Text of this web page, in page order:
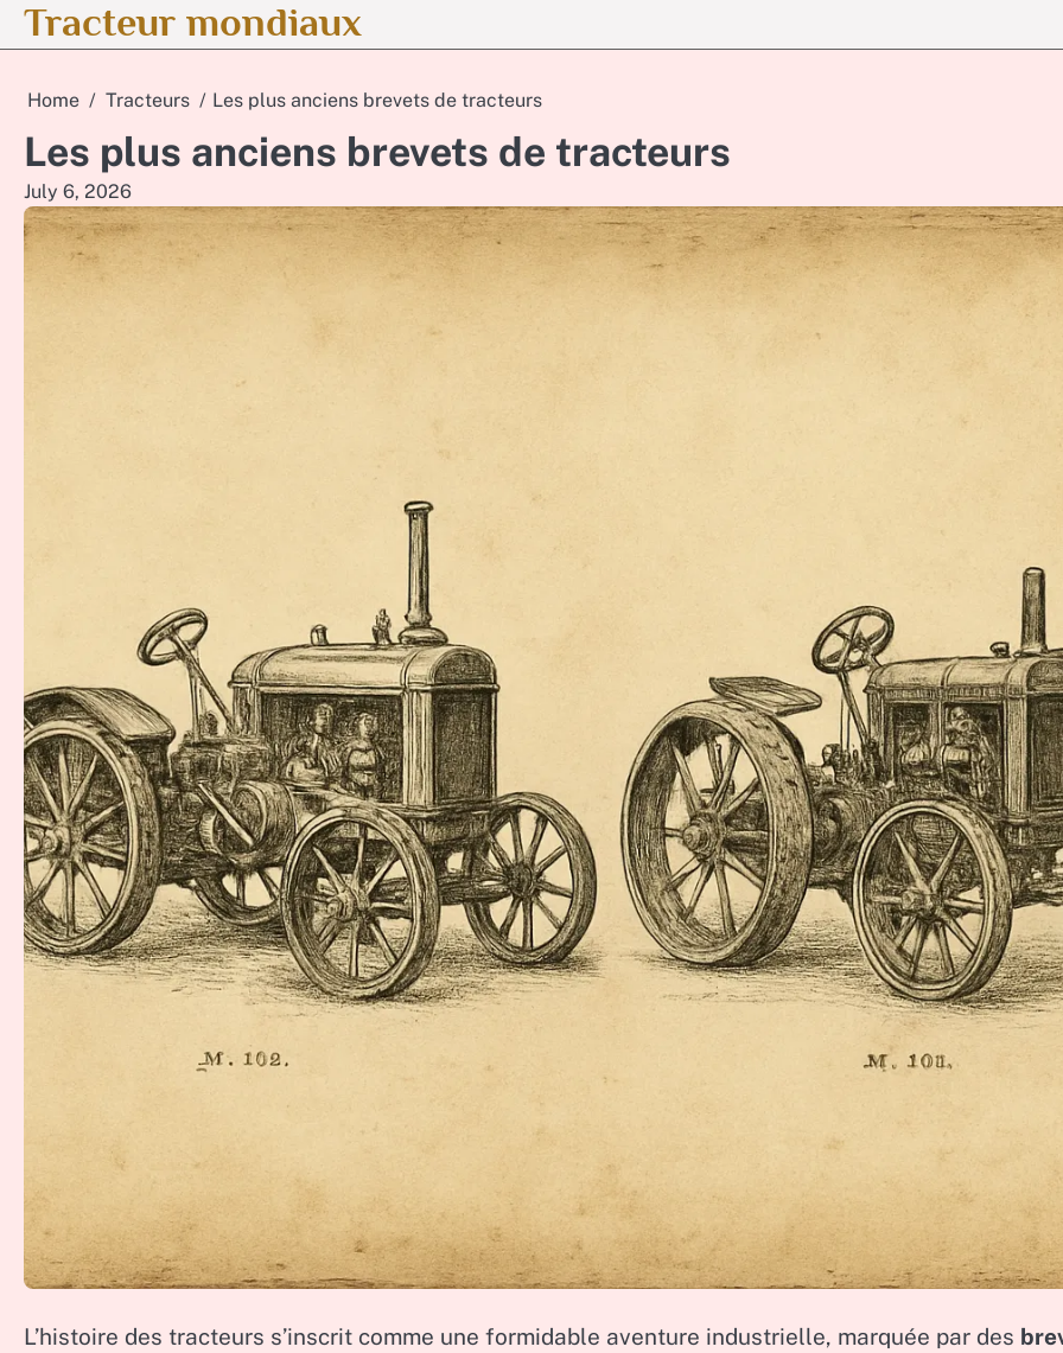
SkipTracteur mondiaux
Home Tracteurs Les plus anciens brevets de tracteurs
Les plus anciens brevets de tracteurs
July 6, 2026
L’histoire des tracteurs s’inscrit comme une formidable aventure industrielle, marquée par des